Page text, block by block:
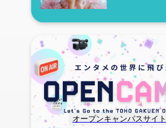
オープンキャンパスサイ